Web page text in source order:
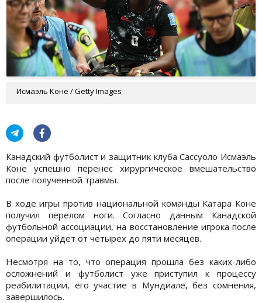
Исмаэль Коне / Getty Images
Канадский футболист и защитник клуба Сассуоло Исмаэль
Коне успешно перенес хирургическое вмешательство
после полученной травмы.
В ходе игры против национальной команды Катара Коне
получил перелом ноги. Согласно данным Канадской
футбольной ассоциации, на восстановление игрока после
операции уйдет от четырех до пяти месяцев.
Несмотря на то, что операция прошла без каких-либо
осложнений и футболист уже приступил к процессу
реабилитации, его участие в Мундиале, без сомнения,
завершилось.